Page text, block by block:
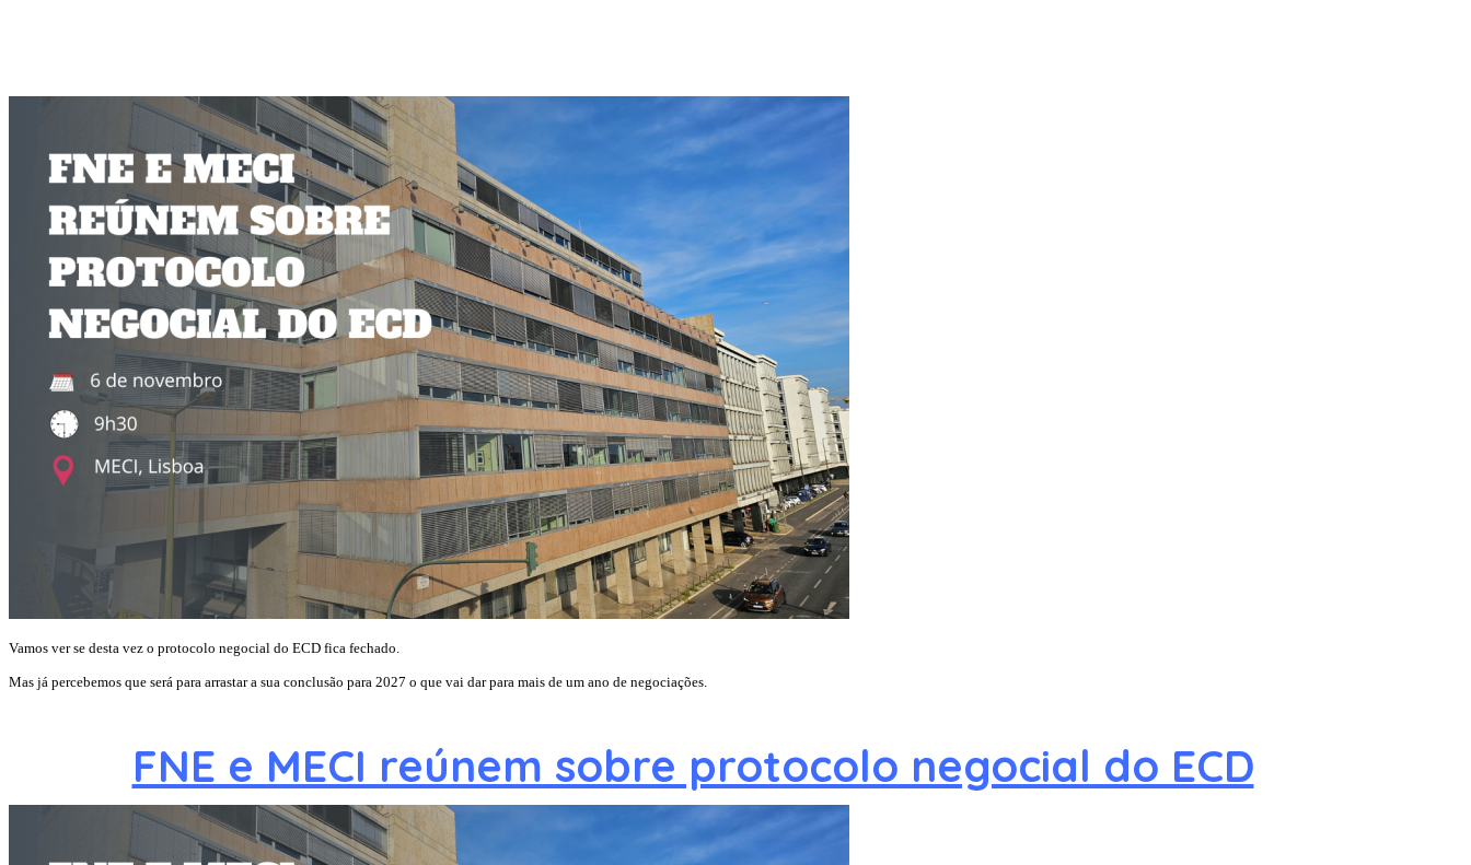
Vamos ver se desta vez o protocolo negocial do ECD fica fechado.
Mas já percebemos que será para arrastar a sua conclusão para 2027 o que vai dar para mais de um ano de negociações.
FNE e MECI reúnem sobre protocolo negocial do ECD